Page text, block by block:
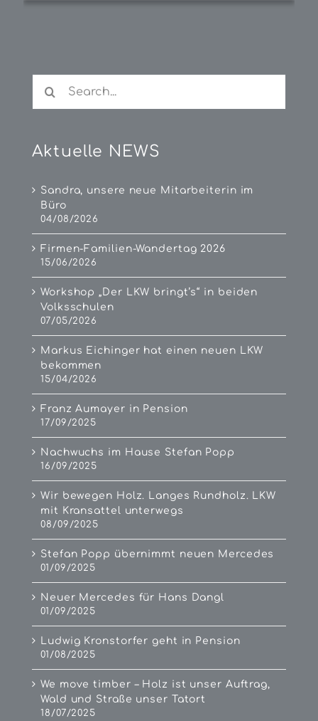
for:
Aktuelle NEWS
Sandra, unsere neue Mitarbeiterin im
Büro
04/08/2026
Firmen-Familien-Wandertag 2026
15/06/2026
Workshop „Der LKW bringt’s“ in beiden
Volksschulen
07/05/2026
Markus Eichinger hat einen neuen LKW
bekommen
15/04/2026
Franz Aumayer in Pension
17/09/2025
Nachwuchs im Hause Stefan Popp
16/09/2025
Wir bewegen Holz. Langes Rundholz. LKW
mit Kransattel unterwegs
08/09/2025
Stefan Popp übernimmt neuen Mercedes
01/09/2025
Neuer Mercedes für Hans Dangl
01/09/2025
Ludwig Kronstorfer geht in Pension
01/08/2025
We move timber – Holz ist unser Auftrag,
Wald und Straße unser Tatort
18/07/2025